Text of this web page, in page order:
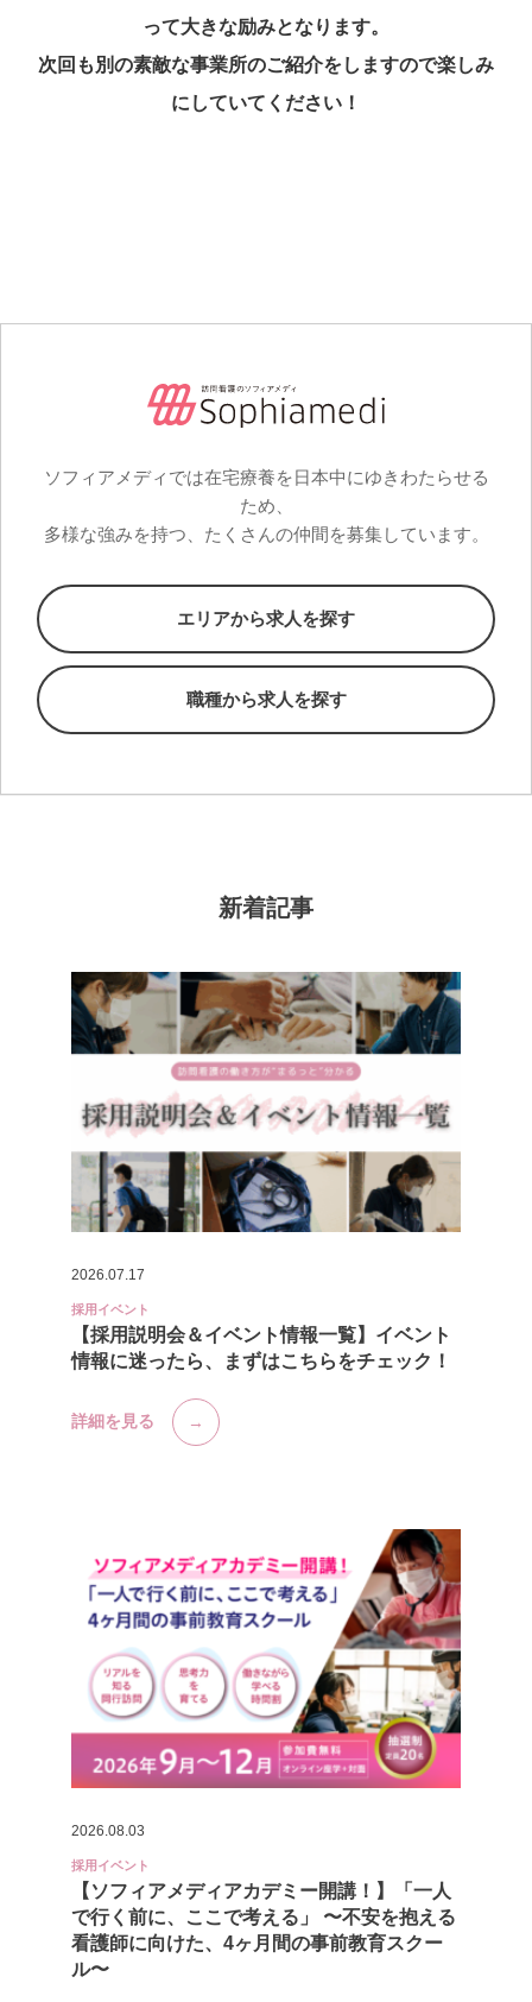
って大きな励みとなります。
次回も別の素敵な事業所のご紹介をしますので楽しみ
にしていてください！
ソフィアメディでは在宅療養を日本中にゆきわたらせる
ため、
多様な強みを持つ、たくさんの仲間を募集しています。
エリアから求人を探す
職種から求人を探す
新着記事
2026.07.17
採用イベント
【採用説明会＆イベント情報一覧】イベント
情報に迷ったら、まずはこちらをチェック！
詳細を見る
2026.08.03
採用イベント
【ソフィアメディアカデミー開講！】「一人
で行く前に、ここで考える」 〜不安を抱える
看護師に向けた、4ヶ月間の事前教育スクー
ル〜